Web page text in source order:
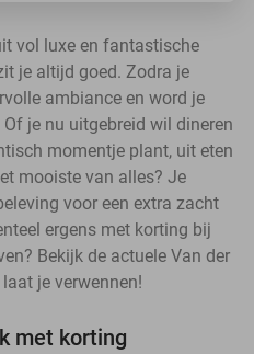
vol luxe en fantastische
je altijd goed. Zodra je
ambiance en word je
je nu uitgebreid wil dineren
momentje plant, uit eten
mooiste van alles? Je
voor een extra zacht
ergens met korting bij
Bekijk de actuele Van der
je verwennen!
met korting